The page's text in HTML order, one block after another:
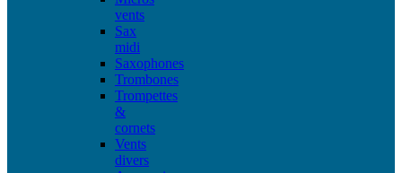
vents
Sax
midi
Saxophones
Trombones
Trompettes
&
cornets
Vents
divers